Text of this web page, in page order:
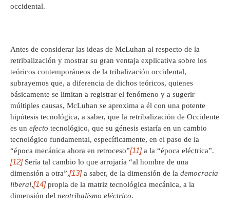
occidental.
Antes de considerar las ideas de McLuhan al respecto de la
retribalización y mostrar su gran ventaja explicativa sobre los
teóricos contemporáneos de la tribalización occidental,
subrayemos que, a diferencia de dichos teóricos, quienes
básicamente se limitan a registrar el fenómeno y a sugerir
múltiples causas, McLuhan se aproxima a él con una potente
hipótesis tecnológica, a saber, que la retribalización de Occidente
es un efecto tecnológico, que su génesis estaría en un cambio
tecnológico fundamental, específicamente, en el paso de la
“época mecánica ahora en retroceso”[11]a la “época eléctrica”.
[12]Sería tal cambio lo que arrojaría “al hombre de una
dimensión a otra”,[13]a saber, de la dimensión de la democracia
liberal,[14]propia de la matriz tecnológica mecánica, a la
dimensión del neotribalismo eléctrico.